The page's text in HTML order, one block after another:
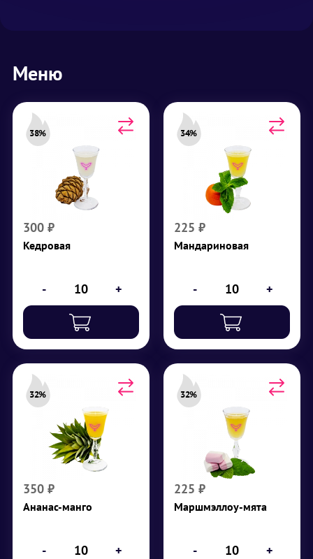
Меню
38%
300 ₽
Кедровая
- +
Кедровая
Крепость 38%
Водка, орех
кедровый, сахар
34%
225 ₽
Мандариновая
- +
Мандариновая
Крепость 34%
Водка, мандариновый
сироп, мандарин
32%
350 ₽
Ананас-манго
- +
Ананас-манго
Крепость 32%
Сироп манго, джин,
ананас, пюре манго
32%
225 ₽
Маршмэллоу-мята
- +
Маршмэллоу-мята
Крепость 32%
Мята, водка,
маршмэллоу